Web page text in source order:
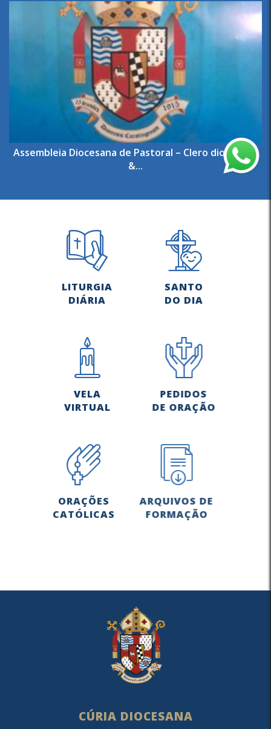
Assembleia Diocesana de Pastoral – Clero diocesano
&...
LITURGIA
DIÁRIA
SANTO
DO DIA
VELA
VIRTUAL
PEDIDOS
DE ORAÇÃO
ORAÇÕES
CATÓLICAS
ARQUIVOS DE
FORMAÇÃO
CÚRIA DIOCESANA